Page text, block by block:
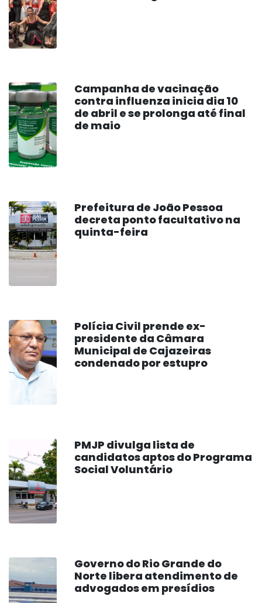
Campanha de vacinação
contra influenza inicia dia 10
de abril e se prolonga até final
de maio
Prefeitura de João Pessoa
decreta ponto facultativo na
quinta-feira
Polícia Civil prende ex-
presidente da Câmara
Municipal de Cajazeiras
condenado por estupro
PMJP divulga lista de
candidatos aptos do Programa
Social Voluntário
Governo do Rio Grande do
Norte libera atendimento de
advogados em presídios